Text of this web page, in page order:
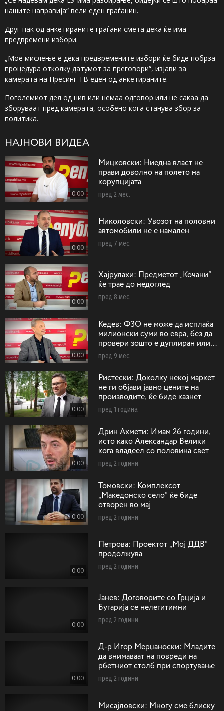
нашите направија“ вели еден граѓанин.
Друг пак од анкетираните граѓани смета дека ќе има
предвремени избори.
„Мое мислење е дека предвремените избори ќе биде побрза
процедура отколку датумот за преговори“, изјави за
камерата на Пресинг ТВ еден од анкетираните.
Поголемиот дел од нив или немаа одговор или не сакаа да
зборуваат пред камерата, особено кога станува збор за
политика.
НАЈНОВИ ВИДЕА
0:00
Мицковски: Ниедна власт не
прави доволно на полето на
корупцијата
пред 2 мес.
0:00
Николовски: Увозот на половни
автомобили не е намален
пред 7 мес.
0:00
Хајрулахи: Предметот „Кочани“
ќе трае до недоглед
пред 8 мес.
0:00
Кедев: ФЗО не може да исплаќа
милионски суми во евра, без да
провери зошто е дуплиран или
триплиран бројот на операции на
срце
пред 9 мес.
0:00
Ристески: Доколку некој маркет
не ги објави јавно цените на
производите, ќе биде казнет
пред 1 година
0:00
Дрин Ахмети: Имам 26 години,
исто како Александар Велики
кога владеел со половина свет
пред 2 години
0:00
Toмовски: Koмплексот
„Македонско село“ ќе биде
отворен во мај
пред 2 години
0:00
Петрова: Проектот „Мој ДДВ“
продолжува
пред 2 години
0:00
Jaнев: Договорите со Грција и
Бугарија се нелегитимни
пред 2 години
0:00
Д-р Игор Мерџаноски: Mладите
да внимаваат на повреди на
рбетниот столб при спортување
пред 2 години
Мисајловски: Многу сме блиску